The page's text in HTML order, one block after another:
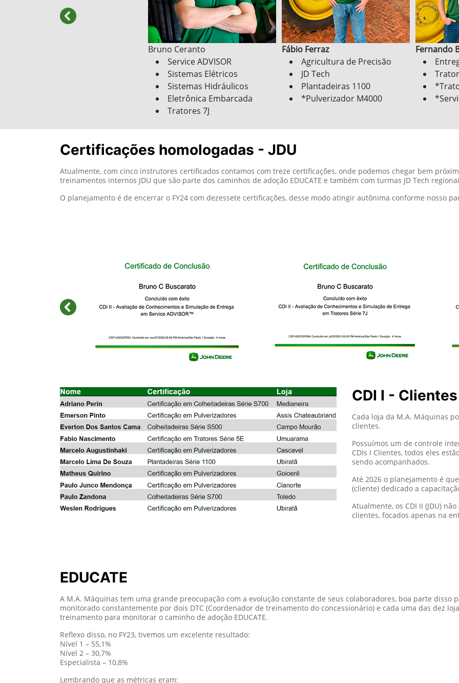
Certificações homologadas - JDU
Atualmente, com cinco instrutores certificados contamos com treze certificações, onde podemos chegar bem
treinamentos internos JDU que são parte dos caminhos de adoção EDUCATE e também com turmas JD Tech
O planejamento é de encerrar o FY24 com dezessete certificações, desse modo atingir autônima conforme nosso
templates.template-01.components.carousel.texts.control_prev
clientes.
CDIs I Clientes, todos eles
clientes, focados apenas na
A M.A. Máquinas tem uma grande preocupação com a evolução constante de seus colaboradores, boa parte disso
monitorado constantemente por dois DTC (Coordenador de treinamento do concessionário) e cada uma das dez
Nível 1 – 55,1%
Nível 2 – 30,7%
Especialista – 10,8%
Lembrando que as métricas eram:
Nível 1 – 30%
Nível 2 – 10%
Especialista – 5%
Esse resultado é fruto de empenho de toda equipe e o monitoramento constante das métricas por meio de uma
todos gestores e coordenadores tem acesso e monitoram a evolução dos caminhos de adoção EDUCATE.